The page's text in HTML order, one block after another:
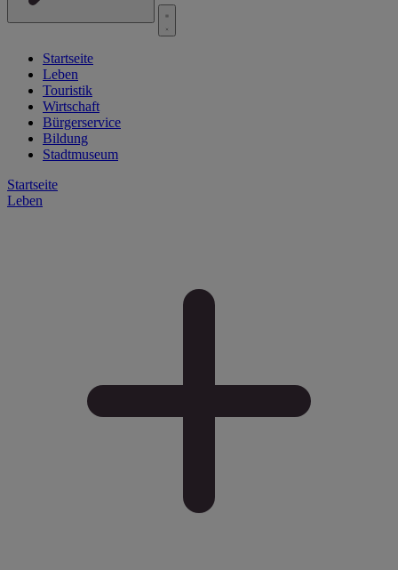
Startseite
Leben
Touristik
Wirtschaft
Bürgerservice
Bildung
Stadtmuseum
Startseite
Leben